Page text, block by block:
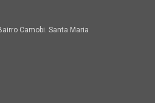
Camobi. Santa Maria